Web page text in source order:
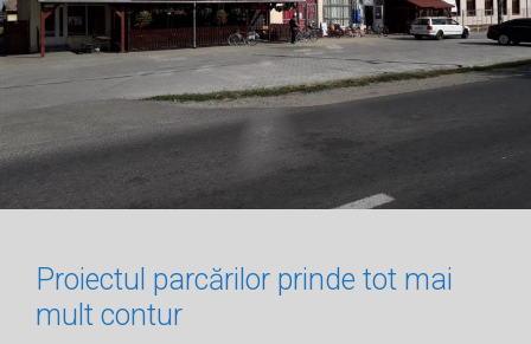
Proiectul parcărilor prinde tot mai
mult contur